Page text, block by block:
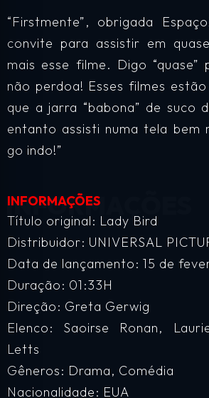
“Firstmente”, obrigada
convite para assistir em
mais esse filme. Digo
não perdoa! Esses filmes
que a jarra “babona” de suco
entanto assisti numa tela bem
go indo!”
INFORMAÇÕES
Título original: Lady Bird
Distribuidor: UNIVERSAL
Data de lançamento: 15 de
Duração: 01:33H
Direção: Greta Gerwig
Elenco: Saoirse Ronan,
Letts
Gêneros: Drama, Comédia
Nacionalidade: EUA